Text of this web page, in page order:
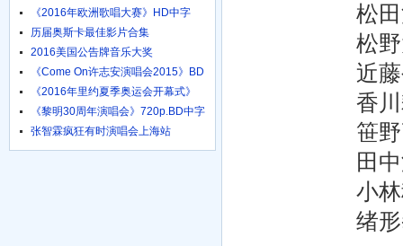
松田洋治
松野太纪
近藤公园
香川耕二
笹野高史
田中泯
小林稔侍
绪形拳
《2016年欧洲歌唱大赛》HD中字
1024高清
历届奥斯卡最佳影片合集
2016美国公告牌音乐大奖
《Come On许志安演唱会2015》BD
粤语中字
《2016年里约夏季奥运会开幕式》
HD国语
《黎明30周年演唱会》720p.BD中字
张智霖疯狂有时演唱会上海站